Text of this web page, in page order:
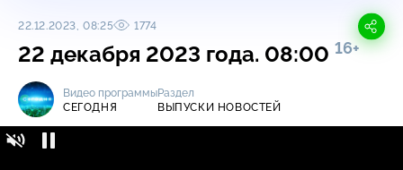
22.12.2023, 08:25 1774
22 декабря 2023 года. 08:00 16+
Видео программы
СЕГОДНЯ
Раздел
ВЫПУСКИ НОВОСТЕЙ